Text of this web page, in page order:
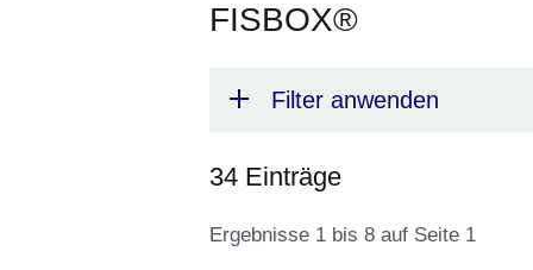
FISBOX®
Filter anwenden
34 Einträge
Ergebnisse 1 bis 8 auf Seite 1